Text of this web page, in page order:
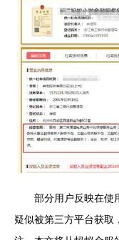
部分用户反映在使
疑似被第三方平台获取